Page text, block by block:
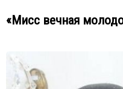
«Мисс вечная